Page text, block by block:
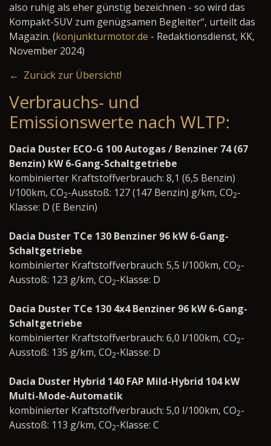
also ruhig als eher günstig bezeichnen - so wird das
Kompakt-SUV zum genügsamen Begleiter“, urteilt das
Magazin. (konjunkturmotor.de - Redaktionsdienst, KK,
November 2024)
← Zurück zur Übersicht!
Verbrauchs- und
Emissionswerte nach WLTP:
Dacia Duster ECO-G 100 Autogas / Benziner 74 (67
Benzin) kW 6-Gang-Schaltgetriebe
kombinierter Kraftstoffverbrauch: 8,1 (6,5 Benzin)
l/100km, CO2-Ausstoß: 127 (147 Benzin) g/km, CO2-
Klasse: D (E Benzin)
Dacia Duster TCe 130 Benziner 96 kW 6-Gang-
Schaltgetriebe
kombinierter Kraftstoffverbrauch: 5,5 l/100km, CO2-
Ausstoß: 123 g/km, CO2-Klasse: D
Dacia Duster TCe 130 4x4 Benziner 96 kW 6-Gang-
Schaltgetriebe
kombinierter Kraftstoffverbrauch: 6,0 l/100km, CO2-
Ausstoß: 135 g/km, CO2-Klasse: D
Dacia Duster Hybrid 140 FAP Mild-Hybrid 104 kW
Multi-Mode-Automatik
kombinierter Kraftstoffverbrauch: 5,0 l/100km, CO2-
Ausstoß: 113 g/km, CO2-Klasse: C